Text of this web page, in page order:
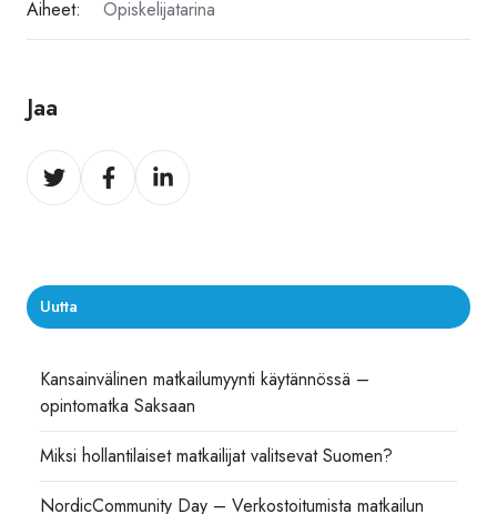
Aiheet: Opiskelijatarina
Jaa
Jaa
Twitter
Jaa
Facebook
Jaa
LinkedIn
Uutta
Kansainvälinen matkailumyynti käytännössä –
opintomatka Saksaan
Miksi hollantilaiset matkailijat valitsevat Suomen?
NordicCommunity Day – Verkostoitumista matkailun